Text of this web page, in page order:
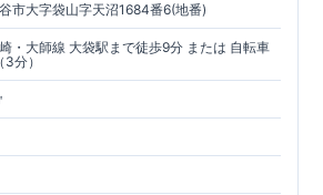
市大字袋山字天沼1684番6(地番)
・大師線 大袋駅まで徒歩9分 または 自転車
分）